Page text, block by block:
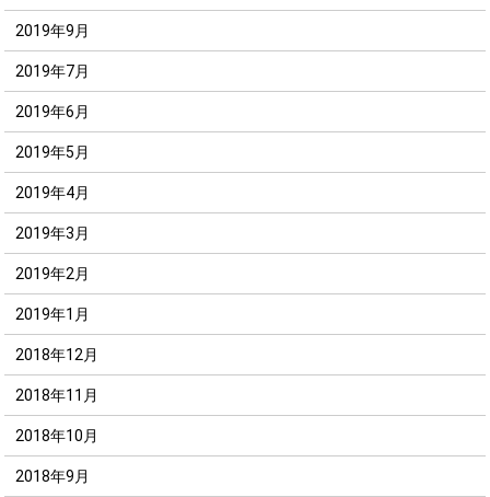
2019年9月
2019年7月
2019年6月
2019年5月
2019年4月
2019年3月
2019年2月
2019年1月
2018年12月
2018年11月
2018年10月
2018年9月